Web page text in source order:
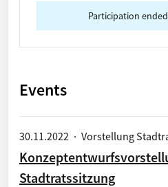
"Beschreibung". Kreuzen
Merkmale an und laden Sie
(wenn vorhanden). Vielen
Participation
Events
30.11.2022 · Vorstellung
Stadtratssitzung